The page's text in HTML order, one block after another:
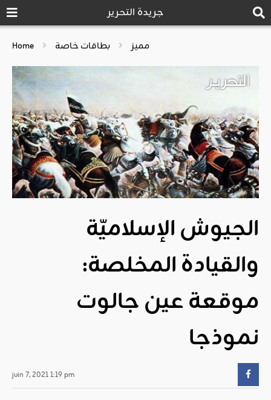
جريدة التحرير
Home مميز بطاقات خاصة
الجيوش الإسلاميّة
والقيادة المخلصة:
موقعة عين جالوت
نموذجا
juin 7, 2021 1:19 pm